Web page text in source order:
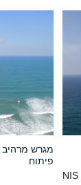
מגרש מרהיב
פיתוח